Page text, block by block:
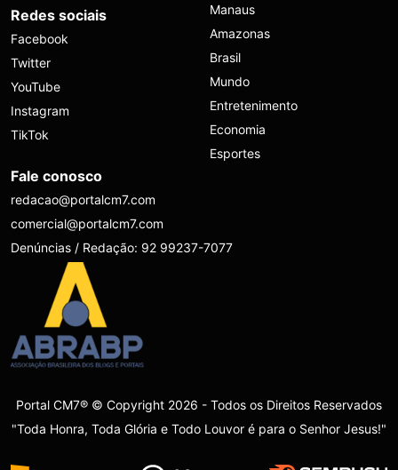
Redes sociais
Facebook
Twitter
YouTube
Instagram
TikTok
Manaus
Amazonas
Brasil
Mundo
Entretenimento
Economia
Esportes
Fale conosco
redacao@portalcm7.com
comercial@portalcm7.com
Denúncias / Redação: 92 99237-7077
Portal CM7® © Copyright 2026 - Todos os Direitos Reservados
"Toda Honra, Toda Glória e Todo Louvor é para o Senhor Jesus!"